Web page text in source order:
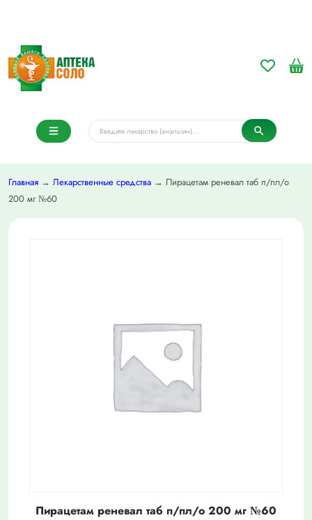
Главная → Лекарственные средства → Пирацетам реневал таб п/пл/о
200 мг №60
Пирацетам реневал таб п/пл/о 200 мг №60